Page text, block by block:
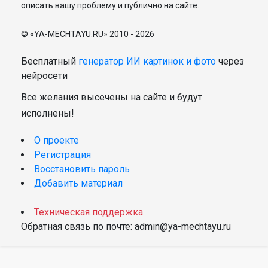
описать вашу проблему и публично на сайте.
© «YA-MECHTAYU.RU» 2010 - 2026
Бесплатный генератор ИИ картинок и фото через
нейросети
Все желания высечены на сайте и будут
исполнены!
О проекте
Регистрация
Восстановить пароль
Добавить материал
Техническая поддержка
Обратная связь по почте: admin@ya-mechtayu.ru